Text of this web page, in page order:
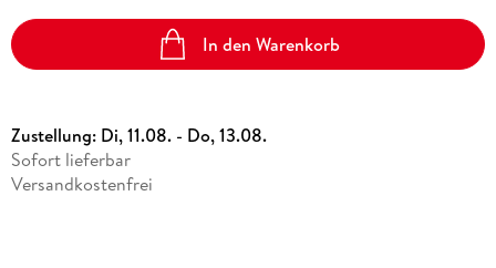
In den Warenkorb
Zustellung: Di, 11.08. - Do, 13.08.
Sofort lieferbar
Versandkostenfrei